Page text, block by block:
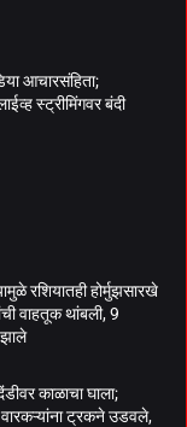
आचारसंहिता;
स्ट्रीमिंगवर बंदी
रशियातही होर्मुझसारखे
वाहतूक थांबली, 9
काळाचा घाला;
वारकऱ्यांना ट्रकने उडवले,